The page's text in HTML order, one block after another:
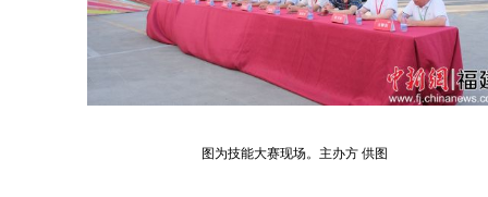
图为技能大赛现场。主办方 供图